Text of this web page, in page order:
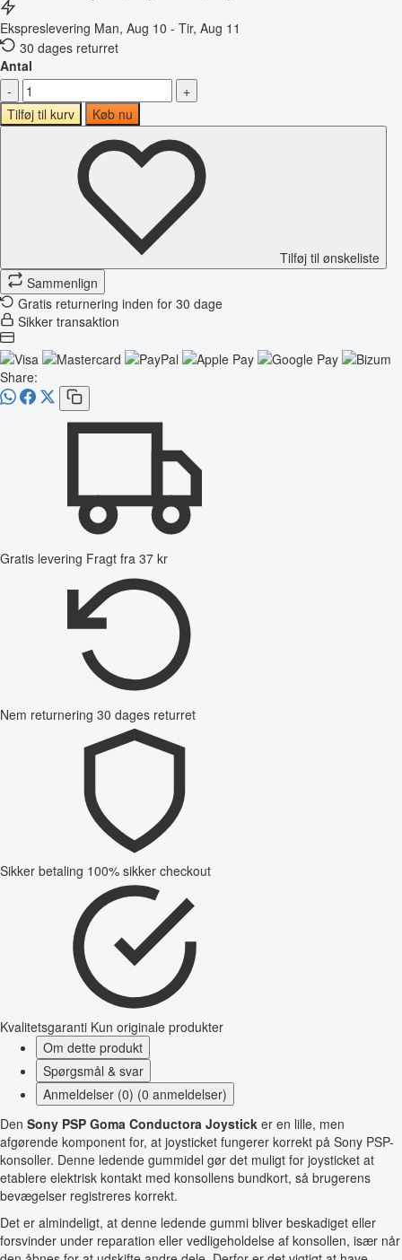
Ekspreslevering Man, Aug 10 - Tir, Aug 11
30 dages returret
Antal
-
+
Tilføj til kurv
Køb nu
Tilføj til ønskeliste
Sammenlign
Gratis returnering inden for 30 dage
Sikker transaktion
Share:
Gratis levering Fragt fra 37 kr
Nem returnering 30 dages returret
Sikker betaling 100% sikker checkout
Kvalitetsgaranti Kun originale produkter
Om dette produkt
Spørgsmål & svar
Anmeldelser (0) (0 anmeldelser)
Den Sony PSP Goma Conductora Joystick er en lille, men
afgørende komponent for, at joysticket fungerer korrekt på Sony PSP-
konsoller. Denne ledende gummidel gør det muligt for joysticket at
etablere elektrisk kontakt med konsollens bundkort, så brugerens
bevægelser registreres korrekt.
Det er almindeligt, at denne ledende gummi bliver beskadiget eller
forsvinder under reparation eller vedligeholdelse af konsollen, især når